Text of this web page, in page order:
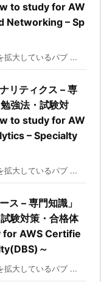
to study for AW
Networking – Sp
拡大しているパブ ...
リティクス – 専
強法・試験対
to study for AW
– Specialty
拡大しているパブ ...
ス – 専門知識」
験対策・合格体
for AWS Certifie
～
拡大しているパブ ...